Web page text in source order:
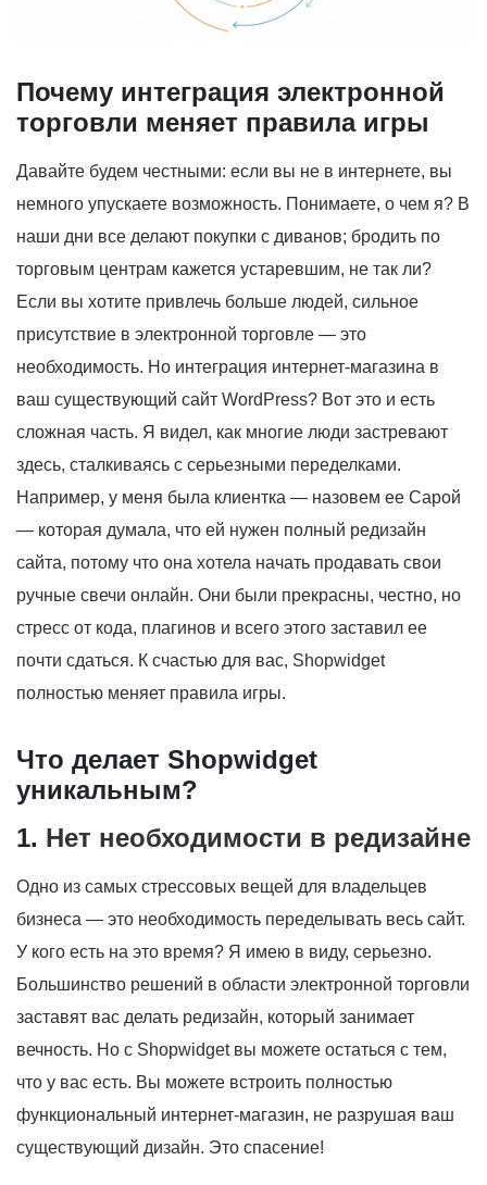
Почему интеграция электронной
торговли меняет правила игры
Давайте будем честными: если вы не в интернете, вы
немного упускаете возможность. Понимаете, о чем я? В
наши дни все делают покупки с диванов; бродить по
торговым центрам кажется устаревшим, не так ли?
Если вы хотите привлечь больше людей, сильное
присутствие в электронной торговле — это
необходимость. Но интеграция интернет-магазина в
ваш существующий сайт WordPress? Вот это и есть
сложная часть. Я видел, как многие люди застревают
здесь, сталкиваясь с серьезными переделками.
Например, у меня была клиентка — назовем ее Сарой
— которая думала, что ей нужен полный редизайн
сайта, потому что она хотела начать продавать свои
ручные свечи онлайн. Они были прекрасны, честно, но
стресс от кода, плагинов и всего этого заставил ее
почти сдаться. К счастью для вас, Shopwidget
полностью меняет правила игры.
Что делает Shopwidget
уникальным?
1. Нет необходимости в редизайне
Одно из самых стрессовых вещей для владельцев
бизнеса — это необходимость переделывать весь сайт.
У кого есть на это время? Я имею в виду, серьезно.
Большинство решений в области электронной торговли
заставят вас делать редизайн, который занимает
вечность. Но с Shopwidget вы можете остаться с тем,
что у вас есть. Вы можете встроить полностью
функциональный интернет-магазин, не разрушая ваш
существующий дизайн. Это спасение!